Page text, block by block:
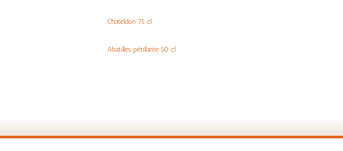
Chateldon 75 cl
Abatilles pétillante 50 cl